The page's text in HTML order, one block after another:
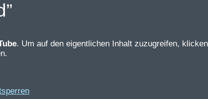
. Um auf den eigentlichen Inhalt zuzugreifen,